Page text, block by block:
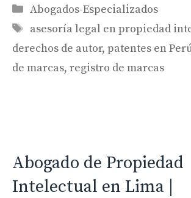
Categories
Abogados-Especializados
Tags
asesoría legal en propiedad
derechos de autor, patentes en
de marcas, registro de marcas
Abogado de Propiedad
Intelectual en Lima |